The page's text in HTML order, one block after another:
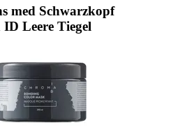
med Schwarzkopf
Leere Tiegel